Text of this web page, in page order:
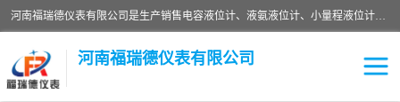
河南福瑞德仪表有限公司是生产销售电容液位计、液氨液位计、小量程液位计定制、智能锅炉水位计、液氮液位计等；并在产品开发、研制的过程中，吸取国内外仪器仪表的技术精华，建立了一支高、精、尖的科研开发队伍，使产品性能不断升级。
河南福瑞德仪表有限公司